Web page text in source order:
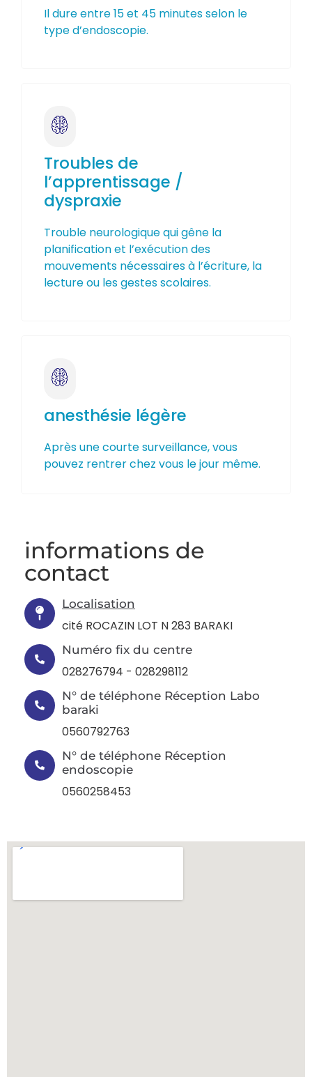
Il dure entre 15 et 45 minutes selon le
type d’endoscopie.
Troubles de
l’apprentissage /
dyspraxie
Trouble neurologique qui gêne la
planification et l’exécution des
mouvements nécessaires à l’écriture, la
lecture ou les gestes scolaires.
anesthésie légère
Après une courte surveillance, vous
pouvez rentrer chez vous le jour même.
informations de
contact
Localisation
cité ROCAZIN LOT N 283 BARAKI
Numéro fix du centre
028276794 - 028298112
N° de téléphone Réception Labo‎
baraki
0560792763
N° de téléphone Réception
endoscopie
0560258453